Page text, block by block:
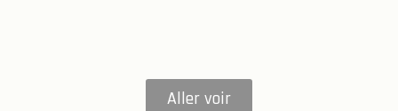
Aller voir